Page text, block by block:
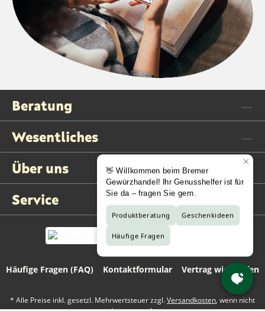
Beratung
Wesentliches
Über uns
Service
Häufige Fragen (FAQ) Kontaktformular Vertrag widerrufen
* Alle Preise inkl. gesetzl. Mehrwertsteuer zzgl.Versandkosten, wenn nicht